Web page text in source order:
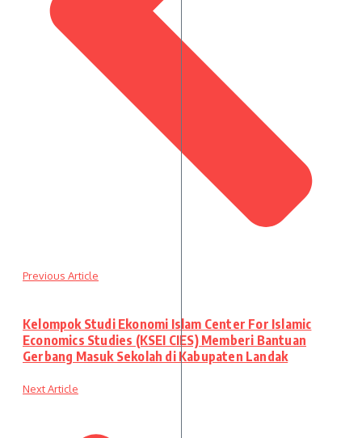
Previous Article
Kelompok Studi Ekonomi Islam Center For Islamic
Economics Studies (KSEI CIES) Memberi Bantuan
Gerbang Masuk Sekolah di Kabupaten Landak
Next Article